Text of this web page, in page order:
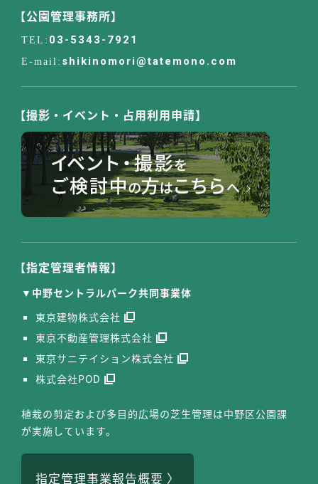
【公園管理事務所】
03-5343-7921
shikinomori@tatemono.com
【撮影・イベント・占用利用申請】
【指定管理者情報】
中野セントラルパーク共同事業体
東京建物株式会社
東京不動産管理株式会社
東京サニテイション株式会社
株式会社POD
植栽の剪定および多目的広場の芝生管理は中野区公園課
が実施しています。
指定管理事業報告概要